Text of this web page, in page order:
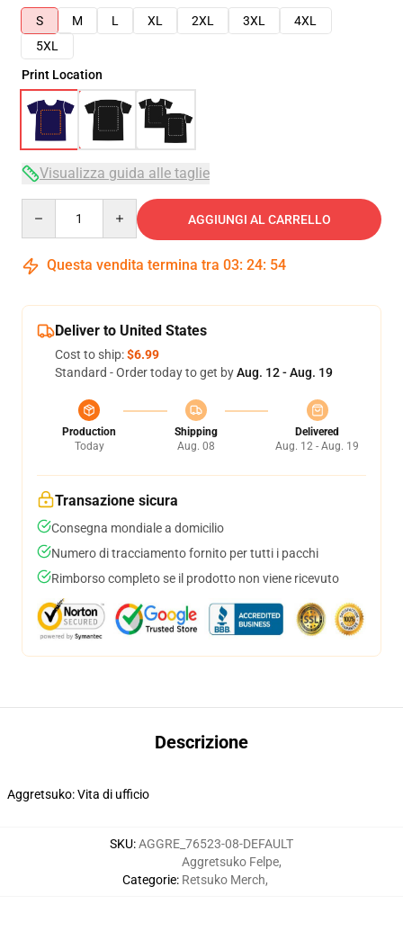
S
M L XL 2XL 3XL
4XL
5XL
Print Location
Visualizza guida alle taglie
AGGIUNGI AL CARRELLO
Questa vendita termina tra 03: 24: 53
Deliver to United States
Cost to ship:$6.99
Standard - Order today to get byAug. 12 - Aug. 19
Production
Today
Shipping
Aug. 08
Delivered
Aug. 12 - Aug. 19
Transazione sicura
Consegna mondiale a domicilio
Numero di tracciamento fornito per tutti i pacchi
Rimborso completo se il prodotto non viene ricevuto
Descrizione
Aggretsuko: Vita di ufficio
SKU:AGGRE_76523-08-DEFAULT
Categorie:
Aggretsuko Felpe,
Retsuko Merch,